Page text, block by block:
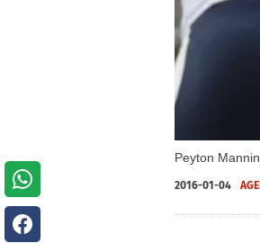
Peyton
2016-01-04